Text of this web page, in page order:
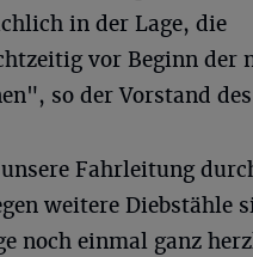
in der Lage, die
vor Beginn der
so der Vorstand des
Fahrleitung
weitere Diebstähle
noch einmal ganz